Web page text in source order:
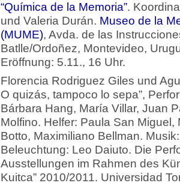
“Química de la Memoria”.
und Valeria Durán. Museo de la
(MUME), Avda. de las
Batlle/Ordoñez, Montevideo,
Eröffnung: 5.11., 16 Uhr.
Florencia Rodriguez Giles und
O quizás, tampoco lo sepa”,
Bárbara Hang, María Villar, Juan
Molfino. Helfer: Paula San Miguel,
Botto, Maximiliano Bellman.
Beleuchtung: Leo Daiuto. Die
Ausstellungen im Rahmen des
Kuitca” 2010/2011. Universidad